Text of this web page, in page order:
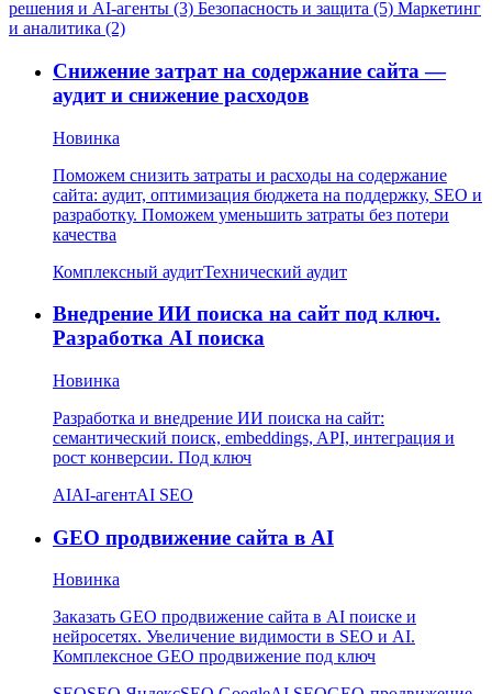
решения и AI-агенты (3) Безопасность и защита (5) Маркетинг
и аналитика (2)
Снижение затрат на содержание сайта —
аудит и снижение расходов
Новинка
Поможем снизить затраты и расходы на содержание
сайта: аудит, оптимизация бюджета на поддержку, SEO и
разработку. Поможем уменьшить затраты без потери
качества
Комплексный аудитТехнический аудит
Внедрение ИИ поиска на сайт под ключ.
Разработка AI поиска
Новинка
Разработка и внедрение ИИ поиска на сайт:
семантический поиск, embeddings, API, интеграция и
рост конверсии. Под ключ
AIAI-агентAI SEO
GEO продвижение сайта в AI
Новинка
Заказать GEO продвижение сайта в AI поиске и
нейросетях. Увеличение видимости в SEO и AI.
Комплексное GEO продвижение под ключ